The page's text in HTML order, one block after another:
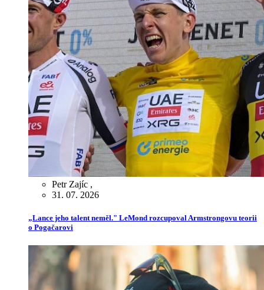
Petr Zajíc ,
31. 07. 2026
„Lance jeho talent neměl." LeMond rozcupoval Armstrongovu teorii
o Pogačarovi